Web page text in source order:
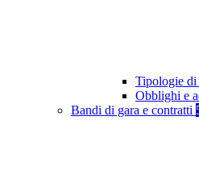
Tipologie
Obblighi e
Bandi di gara e contratti